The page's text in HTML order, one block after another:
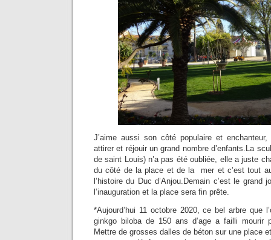
J’aime aussi son côté populaire et
attirer et réjouir un grand nombre d’enfants.La
de saint Louis) n’a pas été oubliée, elle a juste
du côté de la place et de la mer et c’est tout
l’histoire du Duc d’Anjou.Demain c’est le grand
l’inauguration et la place sera fin prête.
*Aujourd’hui 11 octobre 2020, ce bel arbre que
ginkgo biloba de 150 ans d’age a failli mourir
Mettre de grosses dalles de béton sur une place